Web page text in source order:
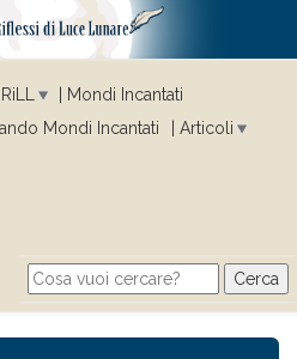
Mondi Incantati
Mondi Incantati
Articoli
Search form
Cerca